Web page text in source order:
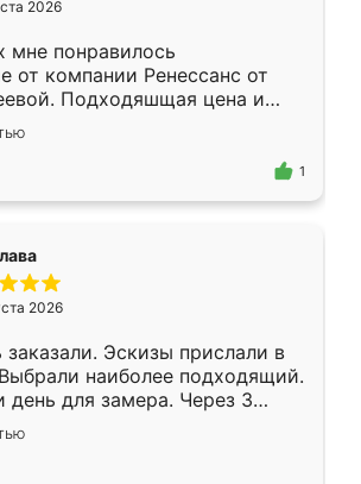
2026
мне понравилось
от компании Ренессанс от
Подходяшщая цена и
изготовления. Приехавший
Владислав
моему эскизу самый
1
2026
заказали. Эскизы прислали в
наиболее подходящий.
день для замера. Через 3
была уже готова. Остались
Спасибо Ренессанс
работу!